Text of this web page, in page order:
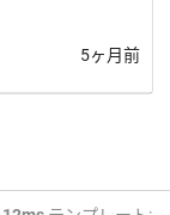
5ヶ月前